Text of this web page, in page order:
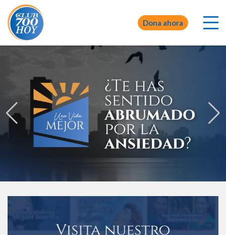
Dona ahora